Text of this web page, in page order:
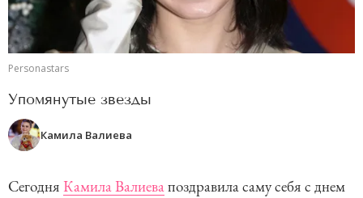
Personastars
Упомянутые звезды
Камила Валиева
Сегодня Камила Валиевапоздравила саму себя с днем